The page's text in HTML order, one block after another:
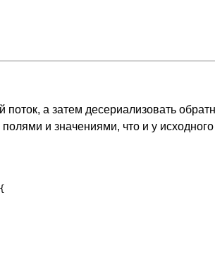
а затем десериализовать
и значениями, что и у исходного